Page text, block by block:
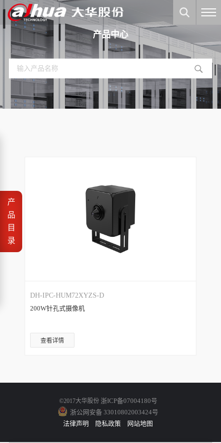
产品中心
产
品
目
录
DH-IPC-HUM72XYZS-D
200W针孔式摄像机
查看详情
©2017大华股份 浙ICP备07004180号
浙公网安备 33010802003424号
法律声明
隐私政策 网站地图